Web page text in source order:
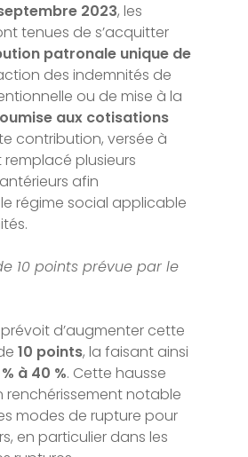
2023, les
tenues de s’acquitter
patronale unique de
des indemnités de
ou de mise à la
aux cotisations
contribution, versée à
remplacé plusieurs
afin
le régime social applicable
10 points prévue par le
prévoit d’augmenter cette
10 points, la faisant ainsi
à 40 %. Cette hausse
renchérissement notable
modes de rupture pour
en particulier dans les